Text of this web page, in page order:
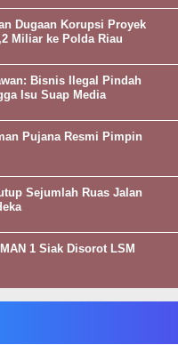
Dugaan Korupsi Proyek
Miliar ke Polda Riau
Bisnis Ilegal Pindah
Isu Suap Media
Pujana Resmi Pimpin
Sejumlah Ruas Jalan
1 Siak Disorot LSM